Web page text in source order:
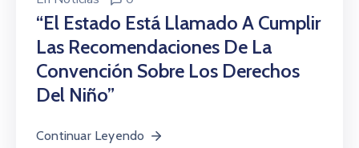
“El Estado Está Llamado A Cumplir
Las Recomendaciones De La
Convención Sobre Los Derechos
Del Niño”
Continuar Leyendo